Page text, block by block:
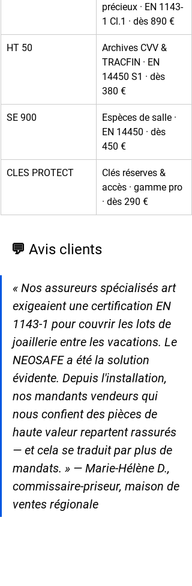
précieux · EN 1143-
1 Cl.1 · dès 890 €
HT 50
Archives CVV &
TRACFIN · EN
14450 S1 · dès
380 €
SE 900
Espèces de salle ·
EN 14450 · dès
450 €
CLES PROTECT
Clés réserves &
accès · gamme pro
· dès 290 €
💬 Avis clients
« Nos assureurs spécialisés art
exigeaient une certification EN
1143-1 pour couvrir les lots de
joaillerie entre les vacations. Le
NEOSAFE a été la solution
évidente. Depuis l'installation,
nos mandants vendeurs qui
nous confient des pièces de
haute valeur repartent rassurés
— et cela se traduit par plus de
mandats. » — Marie-Hélène D.,
commissaire-priseur, maison de
ventes régionale